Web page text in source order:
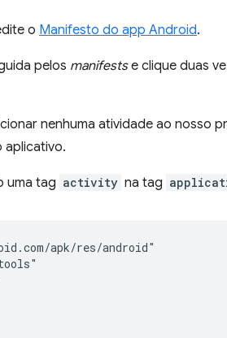
o Manifesto do app Android.
pelos manifestse clique duas
nenhuma atividade ao nosso
aplicativo.
uma tag activity na tag